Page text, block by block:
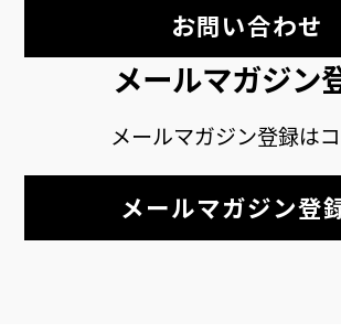
お問い合わせ
メールマガジン
メールマガジン登録は
メールマガジン登